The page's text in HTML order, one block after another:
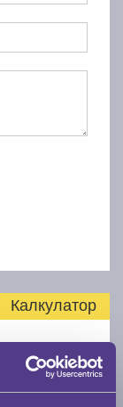
Калкулатор